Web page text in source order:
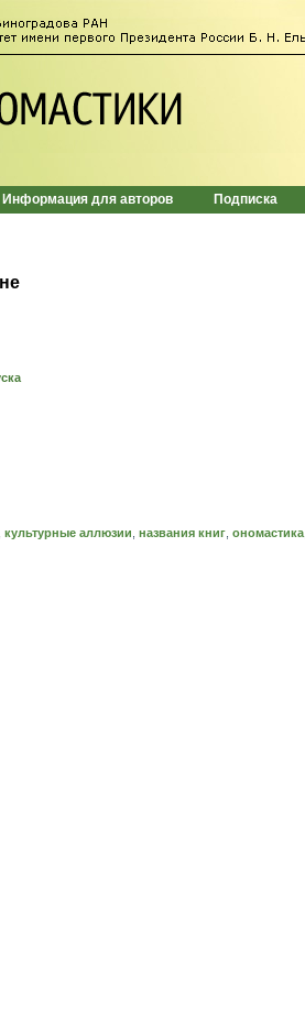
Информация для авторов Подписка
культурные аллюзии названия книг ономастика